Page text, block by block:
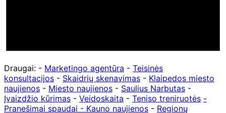
Draugai: - Marketingo agentūra - Teisinės
konsultacijos - Skaidrių skenavimas - Klaipedos miesto
naujienos - Miesto naujienos - Saulius Narbutas -
Įvaizdžio kūrimas - Veidoskaita - Teniso treniruotės -
Pranešimai spaudai - Kauno naujienos - Regionų